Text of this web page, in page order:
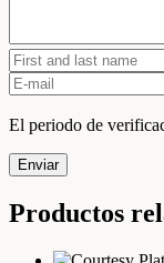
El periodo de
Enviar
Productos